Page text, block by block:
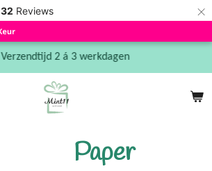
32 Reviews ×
Verzendtijd 2 á 3 werkdagen
Paper